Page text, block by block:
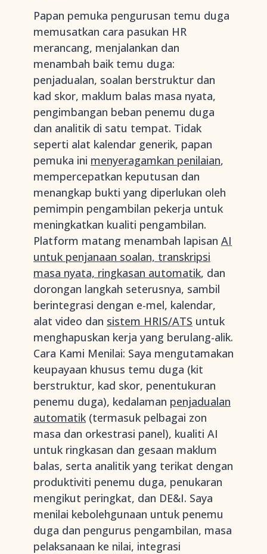
Papan pemuka pengurusan temu duga
memusatkan cara pasukan HR
merancang, menjalankan dan
menambah baik temu duga:
penjadualan, soalan berstruktur dan
kad skor, maklum balas masa nyata,
pengimbangan beban penemu duga
dan analitik di satu tempat. Tidak
seperti alat kalendar generik, papan
pemuka ini menyeragamkan penilaian,
mempercepatkan keputusan dan
menangkap bukti yang diperlukan oleh
pemimpin pengambilan pekerja untuk
meningkatkan kualiti pengambilan.
Platform matang menambah lapisan AI
untuk penjanaan soalan, transkripsi
masa nyata, ringkasan automatik, dan
dorongan langkah seterusnya, sambil
berintegrasi dengan e-mel, kalendar,
alat video dan sistem HRIS/ATS untuk
menghapuskan kerja yang berulang-alik.
Cara Kami Menilai: Saya mengutamakan
keupayaan khusus temu duga (kit
berstruktur, kad skor, penentukuran
penemu duga), kedalaman penjadualan
automatik (termasuk pelbagai zon
masa dan orkestrasi panel), kualiti AI
untuk ringkasan dan gesaan maklum
balas, serta analitik yang terikat dengan
produktiviti penemu duga, penukaran
mengikut peringkat, dan DE&I. Saya
menilai kebolehgunaan untuk penemu
duga dan pengurus pengambilan, masa
pelaksanaan ke nilai, integrasi